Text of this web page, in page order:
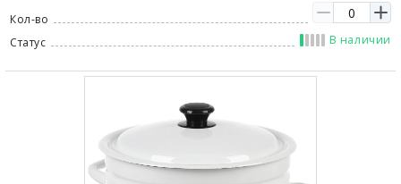
Кол-во
Статус
В наличии